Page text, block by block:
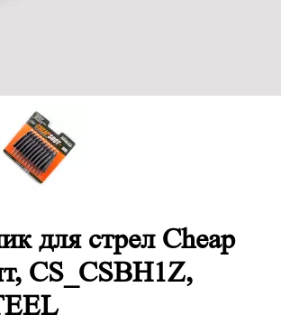
для стрел Cheap
CS_CSBH1Z,